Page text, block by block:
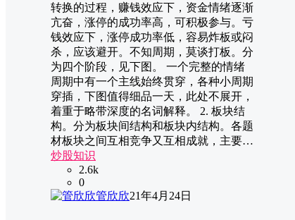
转换的过程，赚钱效应下，资金情绪逐渐
亢奋，涨停的成功率高，可积极参与。亏
钱效应下，涨停成功率低，容易炸板或闷
杀，应该避开。不知周期，莫谈打板。分
为四个阶段，见下图。 一个完整的情绪
周期中有一个主线始终贯穿，各种小周期
穿插，下图值得细品一天，此处不展开，
着重于略带深度的名词解释。 2. 板块结
构。分为板块间结构和板块内结构。各题
材板块之间互相竞争又互相成就，主要…
炒股知识
2.6k
0
管欣欣21年4月24日